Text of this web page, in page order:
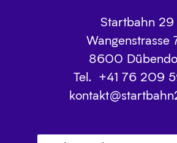
Startbahn 29
Wangenstrasse
8600
Tel. +41 76 209